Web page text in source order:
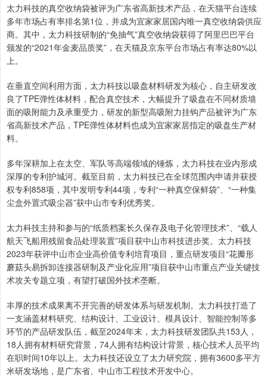
太力科技的真空收纳袋被评为广东省高新技术产品，在天猫平台连续
多年市场占有率排名第1位，并成为宜家家居国内唯一真空收纳袋供应
商。其中，太力科技研制的“免抽气”真空收纳袋获得了阿里巴巴平台
颁发的“2021年金麦品质奖”，在天猫及京东平台市场占有率达80%以
上。
在垂直空间利用方面，太力科技以吸盘材料研发为核心，自主研发改
良了TPE弹性体材料，配合真空技术，大幅提升了吸盘在不同材质墙
面的吸附能力及承重受力，研发的新型高吸附力挂钩产品被评为广东
省高新技术产品，TPE弹性体材料也成为宜家家居指定的吸盘生产材
料。
多年深耕加上在太空、军队等高端领域的锤炼，太力科技在业内形成
深厚的专利护城河。截至目前，太力科技已在全球范围内申请并获授
权专利858项，其中发明专利44项，专利“一种真空保鲜袋”、“一种集
尘盒外置式吸尘器”获中山市专利优秀奖。
太力科技主持和参与的“纸质档案长久保存及电子化管理技术”、“载人
航天飞船用残留食品处理装置”项目获中山市科技进步奖。太力科技
2023年获评中山市企业高价值专利培育项目，重点研发项目“花瓣形
蘑菇头易拆卸连接器研制及产业化应用”项目获中山市重点产业关键技
术攻关专题立项，有望打破国外技术垄断。
丰厚的技术成果离不开完善的研发体系与研发机制。太力科技打造了
一支涵盖材料研究、结构设计、工业设计、模具设计、智能控制等多
环节的产品研发队伍，截至2024年末，太力科技研发团队共153人，
18人拥有材料研究背景，74人拥有结构设计背景，核心技术人员平均
在职时间10年以上。太力科技还设立了太力研究院，拥有3600多平方
米研发场地，是广东省、中山市工程技术开发中心。